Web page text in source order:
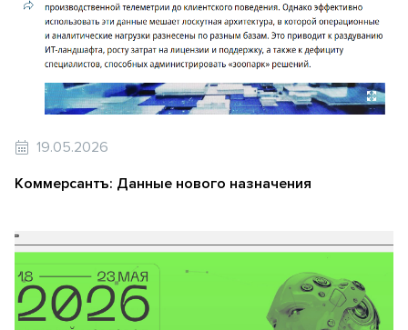
19.05.2026
Коммерсантъ: Данные нового назначения